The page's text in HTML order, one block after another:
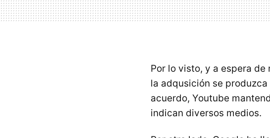
Por lo visto, y a espera
la adqusición se
acuerdo, Youtube
indican diversos medios.